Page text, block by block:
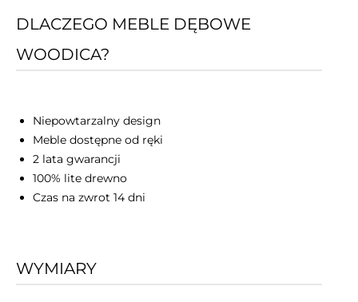
DLACZEGO MEBLE DĘBOWE
WOODICA?
Niepowtarzalny design
Meble dostępne od ręki
2 lata gwarancji
100% lite drewno
Czas na zwrot 14 dni
WYMIARY